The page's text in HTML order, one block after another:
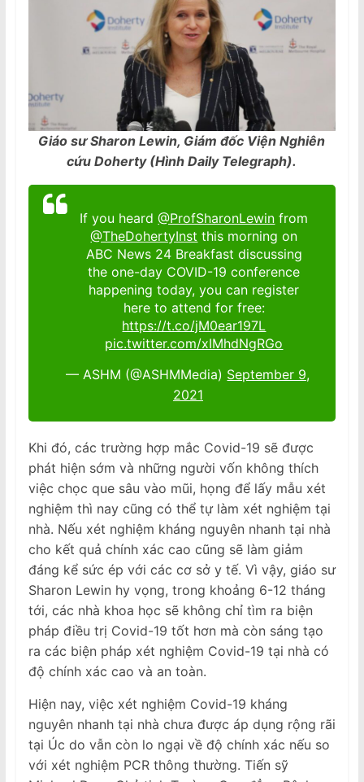
Giáo sư Sharon Lewin, Giám đốc Viện Nghiên
cứu Doherty (Hình Daily Telegraph).
If you heard@ProfSharonLewin from
@TheDohertyInst this morning on
ABC News 24 Breakfast discussing
the one-day COVID-19 conference
happening today, you can register
here to attend for free:
https://t.co/jM0ear197L
pic.twitter.com/xIMhdNgRGo
— ASHM (@ASHMMedia) September 9,
2021
Khi đó, các trường hợp mắc Covid-19 sẽ được
phát hiện sớm và những người vốn không thích
việc chọc que sâu vào mũi, họng để lấy mẫu xét
nghiệm thì nay cũng có thể tự làm xét nghiệm tại
nhà. Nếu xét nghiệm kháng nguyên nhanh tại nhà
cho kết quả chính xác cao cũng sẽ làm giảm
đáng kể sức ép với các cơ sở y tế. Vì vậy, giáo sư
Sharon Lewin hy vọng, trong khoảng 6-12 tháng
tới, các nhà khoa học sẽ không chỉ tìm ra biện
pháp điều trị Covid-19 tốt hơn mà còn sáng tạo
ra các biện pháp xét nghiệm Covid-19 tại nhà có
độ chính xác cao và an toàn.
Hiện nay, việc xét nghiệm Covid-19 kháng
nguyên nhanh tại nhà chưa được áp dụng rộng rãi
tại Úc do vẫn còn lo ngại về độ chính xác nếu so
với xét nghiệm PCR thông thường. Tiến sỹ